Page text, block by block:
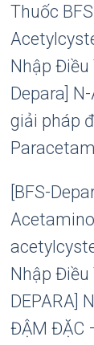
Thuốc
Nhập Điều
Depara]
giải pháp
[BFS-
Nhập Điều
DEPARA]
ĐẬM ĐẶC